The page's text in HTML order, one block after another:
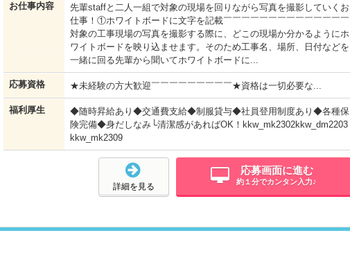
お仕事内容
先輩staffと二人一組で対象の現場を回りながら写真を撮影していくお
仕事！①ホワイトボードに文字を記載￣￣￣￣￣￣￣￣￣￣￣￣￣￣
対象の工事現場の写真を撮影する際に、どこの現場か分かるようにホ
ワイトボードを映り込ませます。そのため工事名、場所、日付などを
一緒に回る先輩から聞いてホワイトボードに...
応募資格 ★未経験の方大歓迎￣￣￣￣￣￣￣￣￣★資格は一切必要な...
福利厚生
◆随時昇給あり◆交通費支給◆制服貸与◆社員登用制度あり◆各種保
険完備◆身だしなみ└清潔感があればOK！kkw_mk2302kkw_dm2203
kkw_mk2309
応募画面に進む
約１分でカンタン入力♪
詳細を見る